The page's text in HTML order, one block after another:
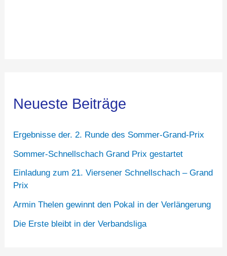
Neueste Beiträge
Ergebnisse der. 2. Runde des Sommer-Grand-Prix
Sommer-Schnellschach Grand Prix gestartet
Einladung zum 21. Viersener Schnellschach – Grand
Prix
Armin Thelen gewinnt den Pokal in der Verlängerung
Die Erste bleibt in der Verbandsliga